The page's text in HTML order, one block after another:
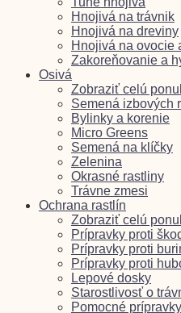
Hnojivá na trávnik
Hnojivá na dreviny
Hnojivá na ovocie
Zakoreňovanie a
Osivá
Zobraziť celú
Semená izbových
Bylinky a korenie
Micro Greens
Semená na klíčky
Zelenina
Okrasné rastliny
Trávne zmesi
Ochrana rastlín
Zobraziť celú
Prípravky proti
Prípravky proti
Prípravky proti
Lepové dosky
Starostlivosť o
Pomocné prípravky